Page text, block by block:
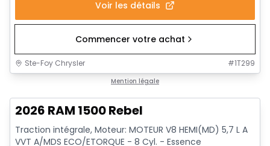
Voir les détails
Commencer votre achat
Ste-Foy Chrysler #1T299
Mention légale
2026 RAM 1500 Rebel
Traction intégrale, Moteur: MOTEUR V8 HEMI(MD) 5,7 L A
VVT A/MDS ECO/ETORQUE - 8 Cyl. - Essence